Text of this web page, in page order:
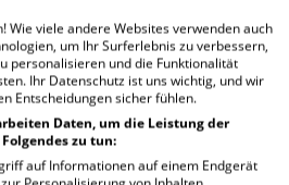
sich mit Mühe fast jeden
ist nicht da
Wie viele andere Websites verwenden auch
um Ihr Surferlebnis zu verbessern,
personalisieren und die Funktionalität
Ihr Datenschutz ist uns wichtig, und wir
Entscheidungen sicher fühlen.
Daten, um die Leistung der
zu tun:
auf Informationen auf einem Endgerät